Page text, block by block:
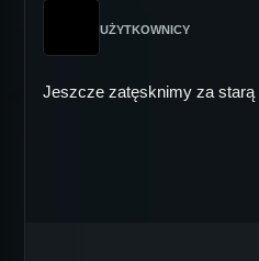
UŻYTKOWNICY
Jeszcze zatęsknimy za starą